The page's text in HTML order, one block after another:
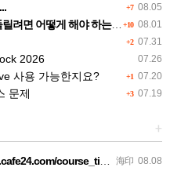
+7 08.05
+10 08.01
면 어떻게 해야 하는 지요?
+2 07.31
07.26
2026
+1 07.20
사용 가능한지요?
+3 07.19
문제
+
海印 08.08
course_tip/306500